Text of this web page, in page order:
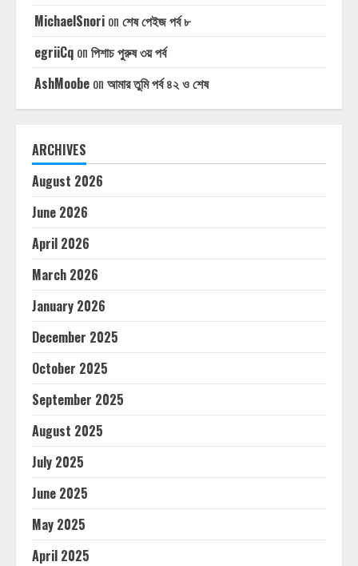
MichaelSnori on শেষ পেইজ পর্ব ৮
egriiCq on পিশাচ পুরুষ ৩য় পর্ব
AshMoobe on আমার তুমি পর্ব ৪২ ও শেষ
ARCHIVES
August 2026
June 2026
April 2026
March 2026
January 2026
December 2025
October 2025
September 2025
August 2025
July 2025
June 2025
May 2025
April 2025